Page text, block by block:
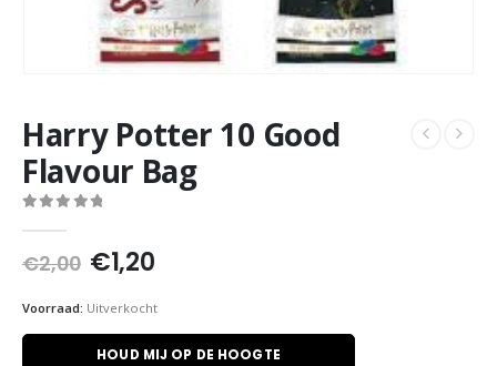
Harry Potter 10 Good
Flavour Bag
€2,00 Oorspronkelijke
prijs
was:
€2,00.
€1,20Huidige
is:
€1,20.
Voorraad: Uitverkocht
HOUD MIJ OP DE HOOGTE